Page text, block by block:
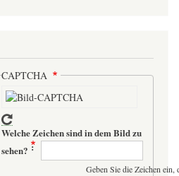
CAPTCHA
Welche Zeichen sind in dem Bild zu
sehen?
Geben Sie die Zeichen